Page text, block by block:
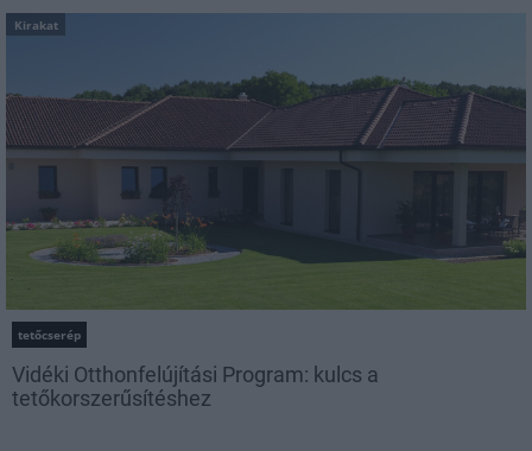
Kirakat
tetőcserép
Vidéki Otthonfelújítási Program: kulcs a
tetőkorszerűsítéshez